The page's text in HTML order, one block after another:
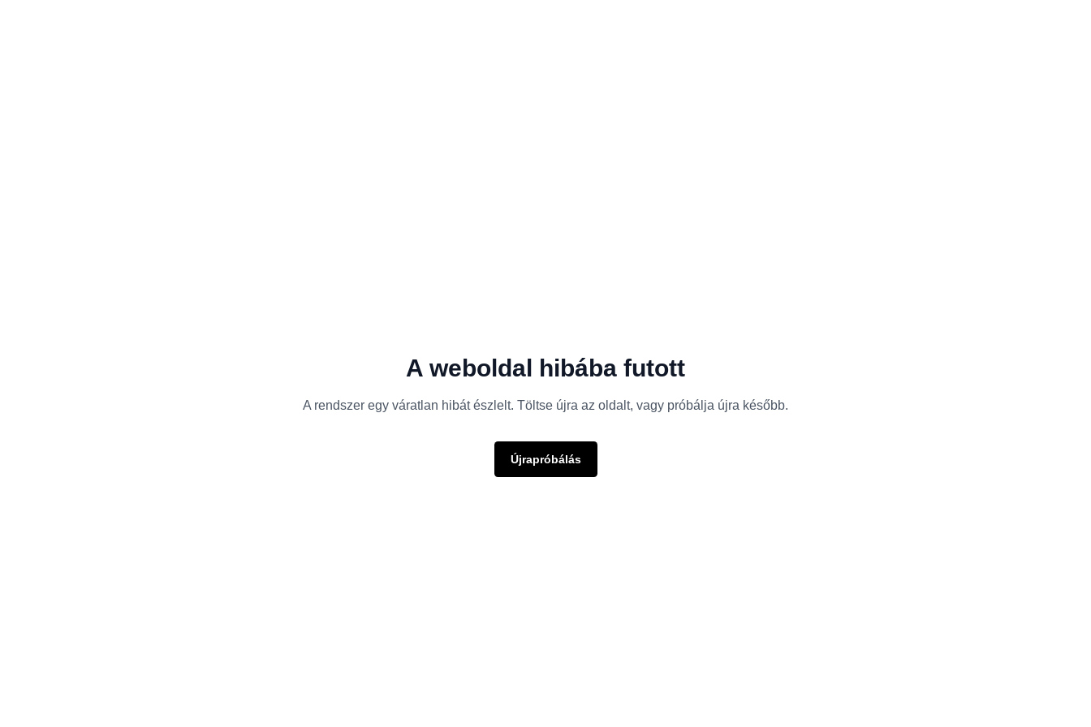
A weboldal hibába futott
A rendszer egy váratlan hibát észlelt. Töltse újra az oldalt, vagy próbálja újra később.
Újrapróbálás